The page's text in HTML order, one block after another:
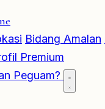
Bidang Amalan
Premium
Peguam?